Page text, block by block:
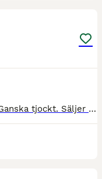
Grönt dressyrschabrak storlek full. Ganska tjockt. Säljer av alla saker som blivit kvar efter försäljning av hästen, kolla gärna mina andra annonser så kanske det går att ordna paketpris om du är int